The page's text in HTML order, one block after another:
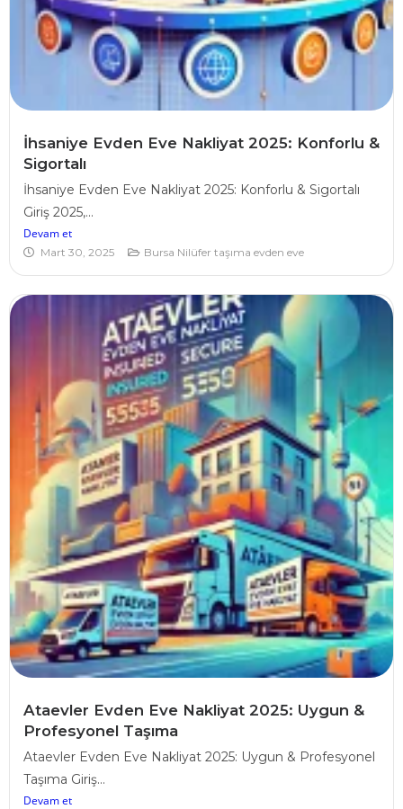
İhsaniye Evden Eve Nakliyat 2025: Konforlu &
Sigortalı
İhsaniye Evden Eve Nakliyat 2025: Konforlu & Sigortalı
Giriş 2025,...
Devam et
Mart 30, 2025 Bursa Nilüfer taşıma evden eve
Ataevler Evden Eve Nakliyat 2025: Uygun &
Profesyonel Taşıma
Ataevler Evden Eve Nakliyat 2025: Uygun & Profesyonel
Taşıma Giriş...
Devam et